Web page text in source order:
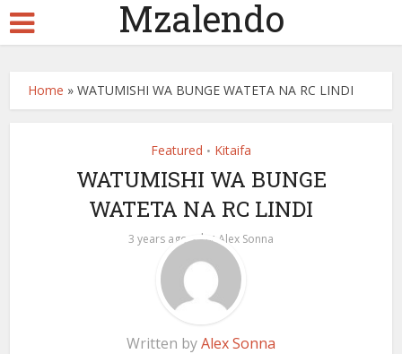
Mzalendo
Home »WATUMISHI WA BUNGE WATETA NA RC LINDI
Featured • Kitaifa
WATUMISHI WA BUNGE
WATETA NA RC LINDI
3 years ago by Alex Sonna
Written byAlex Sonna